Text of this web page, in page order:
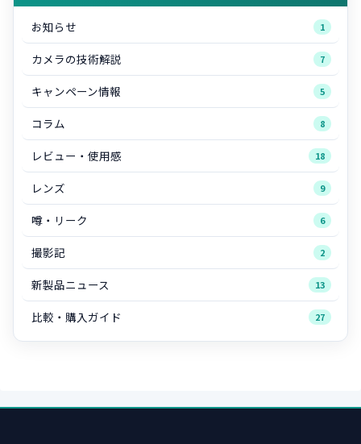
お知らせ 1
カメラの技術解説 7
キャンペーン情報 5
コラム 8
レビュー・使用感 18
レンズ 9
噂・リーク 6
撮影記 2
新製品ニュース 13
比較・購入ガイド 27